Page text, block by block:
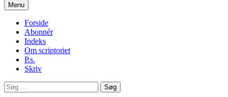
Menu
Forside
Abonnér
Indeks
Om scriptoriet
P.s.
Skriv
Søg
efter: